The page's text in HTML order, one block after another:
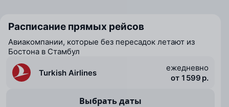
Расписание прямых рейсов
Авиакомпании, которые без пересадок летают из
Бостона в Стамбул
Turkish Airlines
ежедневно
от 1 599 р.
Выбрать даты